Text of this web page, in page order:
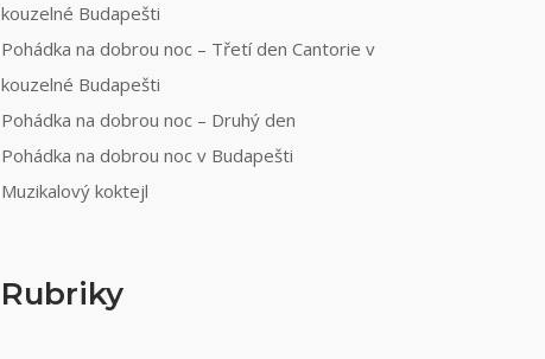
kouzelné Budapešti
Pohádka na dobrou noc – Třetí den Cantorie v
kouzelné Budapešti
Pohádka na dobrou noc – Druhý den
Pohádka na dobrou noc v Budapešti
Muzikalový koktejl
Rubriky